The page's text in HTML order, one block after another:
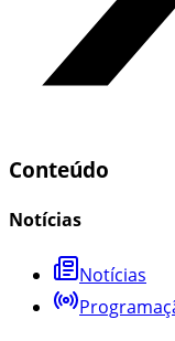
Conteúdo
Notícias
Notícias